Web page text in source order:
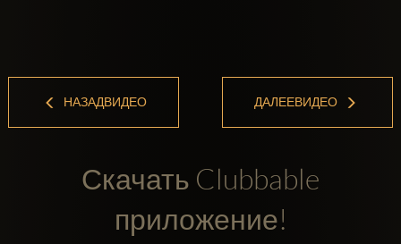
НАЗАДВИДЕО ДАЛЕЕВИДЕО
Скачать Clubbable
приложение!